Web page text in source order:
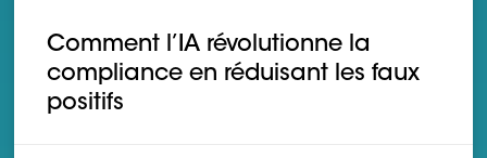
Comment l’IA révolutionne la
compliance en réduisant les faux
positifs